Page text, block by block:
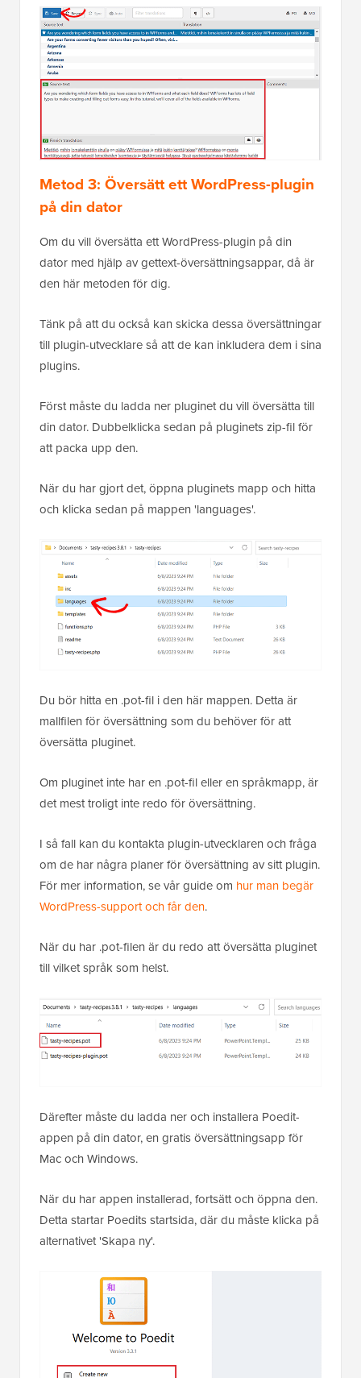
Metod 3: Översätt ett WordPress-plugin
på din dator
Om du vill översätta ett WordPress-plugin på din
dator med hjälp av gettext-översättningsappar, då är
den här metoden för dig.
Tänk på att du också kan skicka dessa översättningar
till plugin-utvecklare så att de kan inkludera dem i sina
plugins.
Först måste du ladda ner pluginet du vill översätta till
din dator. Dubbelklicka sedan på pluginets zip-fil för
att packa upp den.
När du har gjort det, öppna pluginets mapp och hitta
och klicka sedan på mappen 'languages'.
Du bör hitta en .pot-fil i den här mappen. Detta är
mallfilen för översättning som du behöver för att
översätta pluginet.
Om pluginet inte har en .pot-fil eller en språkmapp, är
det mest troligt inte redo för översättning.
I så fall kan du kontakta plugin-utvecklaren och fråga
om de har några planer för översättning av sitt plugin.
För mer information, se vår guide om hur man begär
WordPress-support och får den.
När du har .pot-filen är du redo att översätta pluginet
till vilket språk som helst.
Därefter måste du ladda ner och installera Poedit-
appen på din dator, en gratis översättningsapp för
Mac och Windows.
När du har appen installerad, fortsätt och öppna den.
Detta startar Poedits startsida, där du måste klicka på
alternativet 'Skapa ny'.